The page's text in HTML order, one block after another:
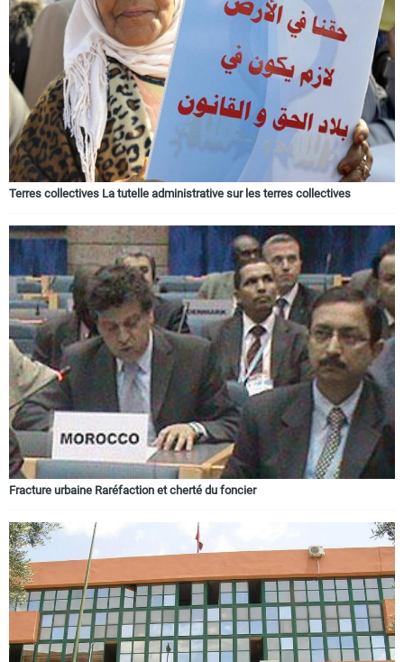
Terres collectives La tutelle administrative sur les terres collectives
Fracture urbaine Raréfaction et cherté du foncier